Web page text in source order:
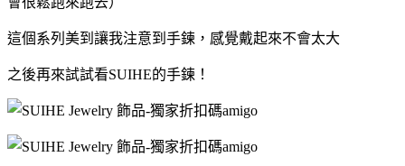
這個系列美到讓我注意到手鍊，感覺戴起來不會太大
之後再來試試看SUIHE的手鍊！